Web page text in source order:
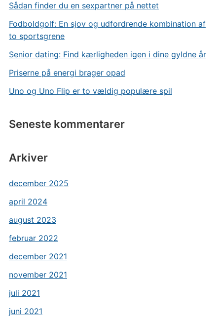
Sådan finder du en sexpartner på nettet
Fodboldgolf: En sjov og udfordrende kombination af
to sportsgrene
Senior dating: Find kærligheden igen i dine gyldne år
Priserne på energi brager opad
Uno og Uno Flip er to vældig populære spil
Seneste kommentarer
Arkiver
december 2025
april 2024
august 2023
februar 2022
december 2021
november 2021
juli 2021
juni 2021